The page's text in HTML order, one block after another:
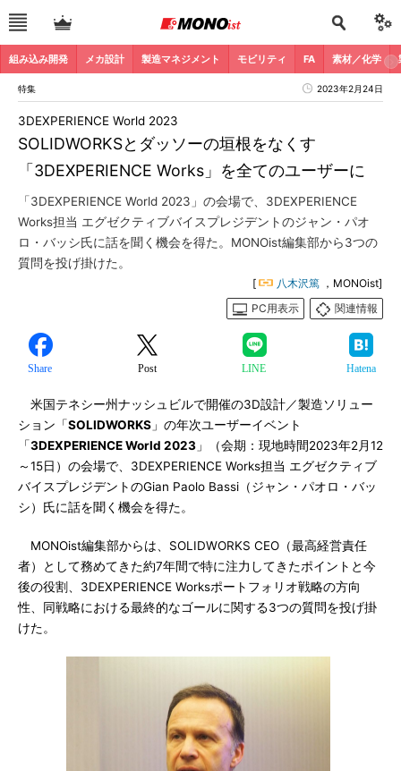
組み込み開発 メカ設計 製造マネジメント モビリティ FA 素材／化学
特集 2023年2月24日
SOLIDWORKSとダッソーの垣根をなくす
「3DEXPERIENCE Works」を全てのユーザーに
3DEXPERIENCE World 2023
「3DEXPERIENCE World 2023」の会場で、3DEXPERIENCE
Works担当 エグゼクティブバイスプレジデントのジャン・パオ
ロ・バッシ氏に話を聞く機会を得た。MONOist編集部から3つの
質問を投げ掛けた。
[ 八木沢篤 ，MONOist]
PC用表示
関連情報
Share Post LINE Hatena
米国テネシー州ナッシュビルで開催の3D設計／製造ソリュー
ション「SOLIDWORKS 」の年次ユーザーイベント
「3DEXPERIENCE World 2023 」（会期：現地時間2023年2月12
～15日）の会場で、3DEXPERIENCE Works担当 エグゼクティブ
バイスプレジデントのGian Paolo Bassi（ジャン・パオロ・バッ
シ）氏に話を聞く機会を得た。
MONOist編集部からは、SOLIDWORKS CEO（最高経営責任
者）として務めてきた約7年間で特に注力してきたポイントと今
後の役割、3DEXPERIENCE Worksポートフォリオ戦略の方向
性、同戦略における最終的なゴールに関する3つの質問を投げ掛
けた。